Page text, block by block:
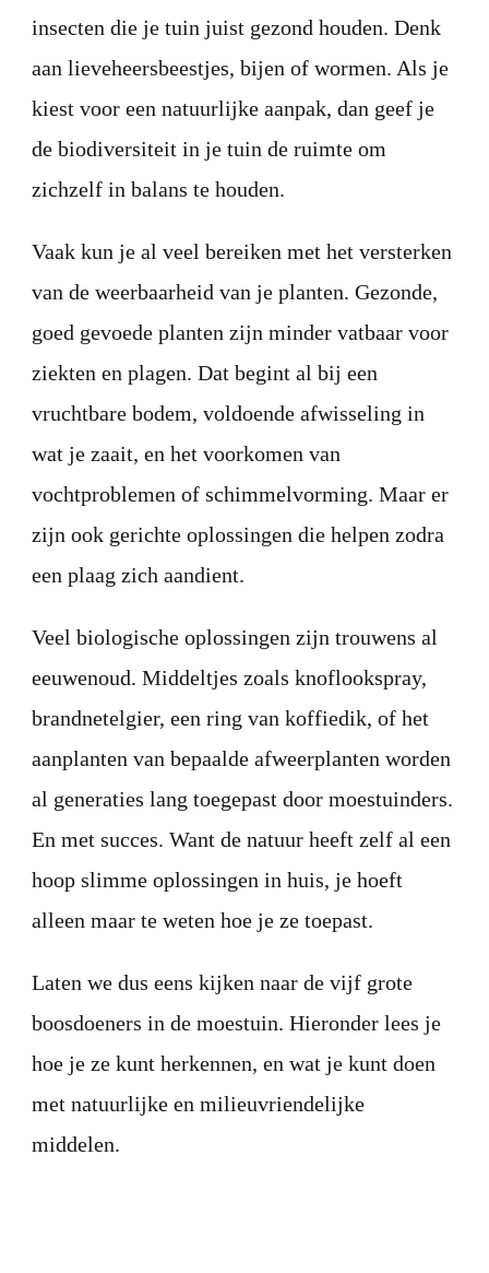
insecten die je tuin juist gezond houden. Denk
aan lieveheersbeestjes, bijen of wormen. Als je
kiest voor een natuurlijke aanpak, dan geef je
de biodiversiteit in je tuin de ruimte om
zichzelf in balans te houden.
Vaak kun je al veel bereiken met het versterken
van de weerbaarheid van je planten. Gezonde,
goed gevoede planten zijn minder vatbaar voor
ziekten en plagen. Dat begint al bij een
vruchtbare bodem, voldoende afwisseling in
wat je zaait, en het voorkomen van
vochtproblemen of schimmelvorming. Maar er
zijn ook gerichte oplossingen die helpen zodra
een plaag zich aandient.
Veel biologische oplossingen zijn trouwens al
eeuwenoud. Middeltjes zoals knoflookspray,
brandnetelgier, een ring van koffiedik, of het
aanplanten van bepaalde afweerplanten worden
al generaties lang toegepast door moestuinders.
En met succes. Want de natuur heeft zelf al een
hoop slimme oplossingen in huis, je hoeft
alleen maar te weten hoe je ze toepast.
Laten we dus eens kijken naar de vijf grote
boosdoeners in de moestuin. Hieronder lees je
hoe je ze kunt herkennen, en wat je kunt doen
met natuurlijke en milieuvriendelijke
middelen.